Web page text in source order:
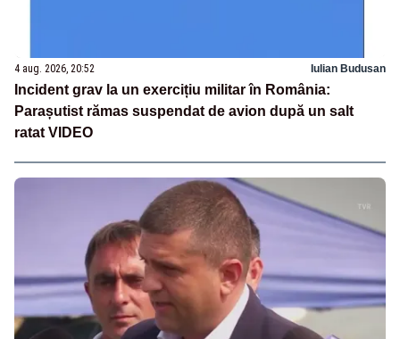
4 aug. 2026, 20:52 Iulian Budusan
Incident grav la un exercițiu militar în România:
Parașutist rămas suspendat de avion după un salt
ratat VIDEO